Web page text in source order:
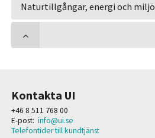
Naturtillgångar, energi och miljö
Kontakta UI
+46 8 511 768 00
E-post: info@ui.se
Telefontider till kundtjänst